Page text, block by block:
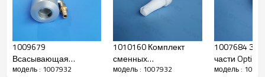
1009679
Всасывающая
установка для
модель : 1007932
1010160 Комплект
сменных
плоскоструйных
модель : 1007932
1007684
части Optigun
Держатели
модель :